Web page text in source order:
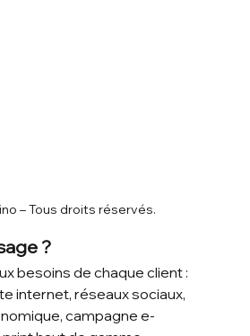
– Tous droits réservés.
?
besoins de chaque client :
internet, réseaux sociaux,
campagne e-